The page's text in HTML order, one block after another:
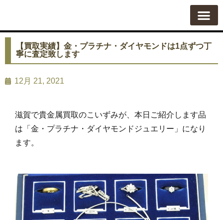
【買取実績】金・プラチナ・ダイヤモンドは1点ずつ丁
寧に査定致します
12月 21, 2021
滋賀で貴金属買取のこいずみが、本日ご紹介します品
は「金・プラチナ・ダイヤモンドジュエリー」になり
ます。